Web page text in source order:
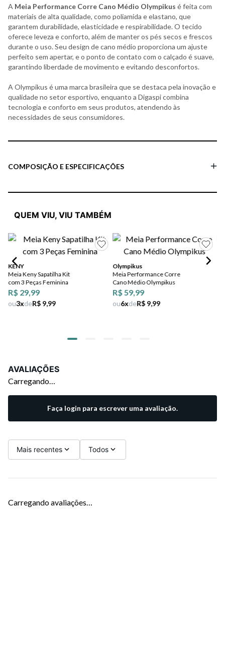
A Meia Performance Corre Cano Médio Olympikus é feita com
materiais de alta qualidade, como poliamida e elastano, que
garantem durabilidade, elasticidade e respirabilidade. O tecido
oferece leveza e conforto, além de manter os pés secos e frescos
durante o uso. Seu design de cano médio proporciona um ajuste
perfeito sem apertar, e o ponto de contato com o calçado é suave,
garantindo liberdade de movimento e evitando desconfortos.
A Olympikus é uma marca brasileira que se destaca pela inovação e
qualidade no setor esportivo, enquanto a Digaspi combina
tecnologia e conforto em seus produtos, atendendo às
necessidades de seus consumidores.
COMPOSIÇÃO E ESPECIFICAÇÕES
QUEM VIU, VIU TAMBÉM
KENY
Meia Keny Sapatilha Kit
com 3 Peças Feminina
R$ 29,99
ou3xdeR$ 9,99
Olympikus
Meia Performance Corre
Cano Médio Olympikus
R$ 59,99
ou6xdeR$ 9,99
AVALIAÇÕES
Carregando…
Faça login para escrever uma avaliação.
Mais recentes Todos
Carregando avaliações…